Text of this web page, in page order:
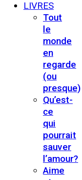
LIVRES
Tout
le
monde
en
regarde
(ou
presque)
Qu’est-
ce
qui
pourrait
sauver
l’amour?
Aime